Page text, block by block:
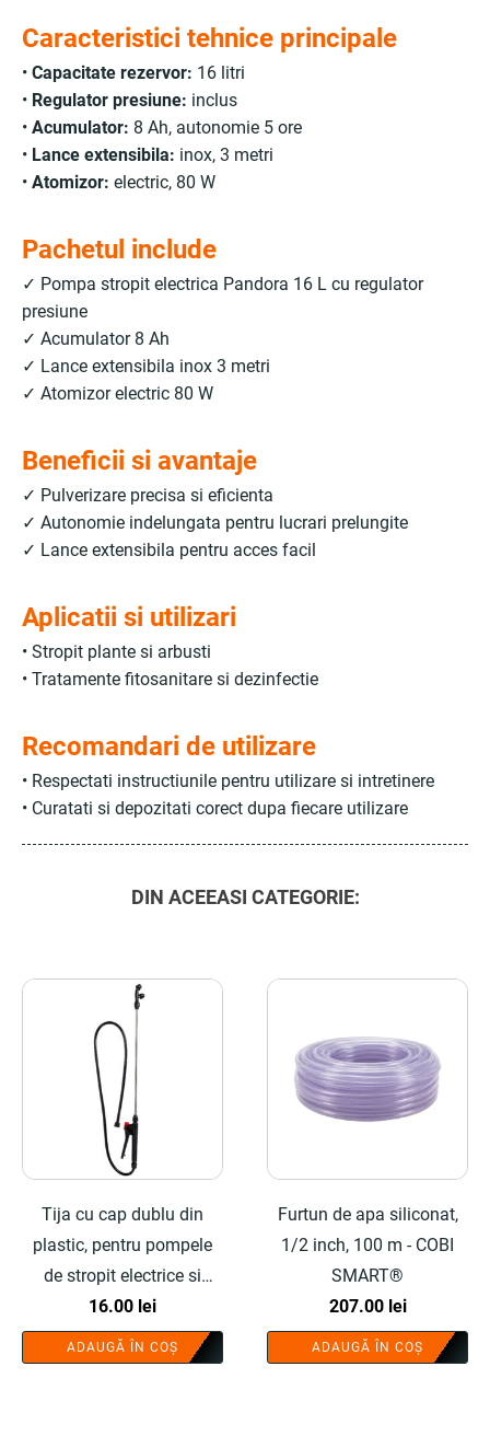
Caracteristici tehnice principale
• Capacitate rezervor: 16 litri
• Regulator presiune: inclus
• Acumulator: 8 Ah, autonomie 5 ore
• Lance extensibila: inox, 3 metri
• Atomizor: electric, 80 W
Pachetul include
✓ Pompa stropit electrica Pandora 16 L cu regulator
presiune
✓ Acumulator 8 Ah
✓ Lance extensibila inox 3 metri
✓ Atomizor electric 80 W
Beneficii si avantaje
✓ Pulverizare precisa si eficienta
✓ Autonomie indelungata pentru lucrari prelungite
✓ Lance extensibila pentru acces facil
Aplicatii si utilizari
• Stropit plante si arbusti
• Tratamente fitosanitare si dezinfectie
Recomandari de utilizare
• Respectati instructiunile pentru utilizare si intretinere
• Curatati si depozitati corect dupa fiecare utilizare
DIN ACEEASI CATEGORIE:
Tija cu cap dublu din
plastic, pentru pompele
de stropit electrice si
manuale - COBI SMART®
16.00 lei
ADAUGĂ ÎN COȘ
Furtun de apa siliconat,
1/2 inch, 100 m - COBI
SMART®
207.00 lei
ADAUGĂ ÎN COȘ